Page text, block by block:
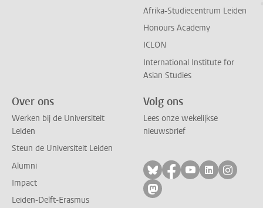
Afrika-Studiecentrum Leiden
Honours Academy
ICLON
International Institute for
Asian Studies
Over ons
Werken bij de Universiteit
Leiden
Steun de Universiteit Leiden
Alumni
Impact
Leiden-Delft-Erasmus
Volg ons
Lees onze wekelijkse
nieuwsbrief
Volg ons op bluesky
Volg ons op
Volg ons op
Volg ons
Volg
Volg ons op mastodon